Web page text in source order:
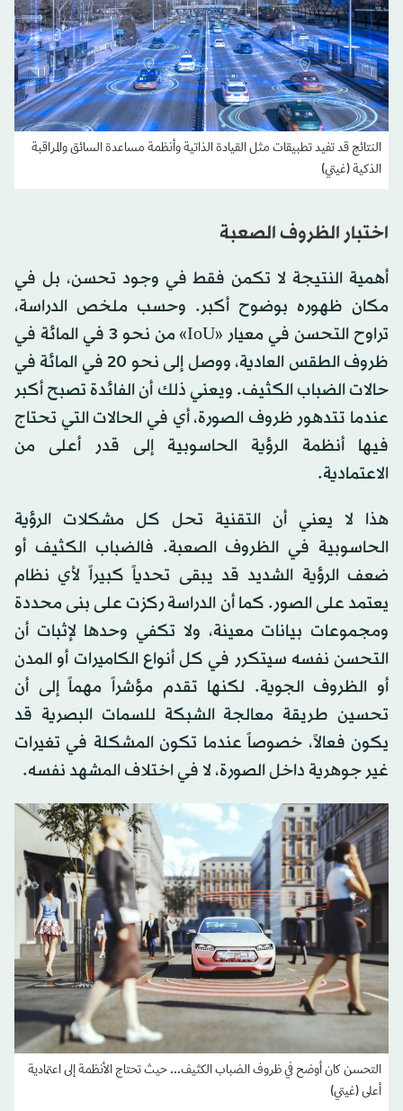
النتائج قد تفيد تطبيقات مثل القيادة الذاتية وأنظمة مساعدة السائق والمراقبة
الذكية (غيتي)
اختبار الظروف الصعبة
أهمية النتيجة لا تكمن فقط في وجود تحسن، بل في
مكان ظهوره بوضوح أكبر. وحسب ملخص الدراسة،
تراوح التحسن في معيار «IoU» من نحو 3 في المائة في
ظروف الطقس العادية، ووصل إلى نحو 20 في المائة في
حالات الضباب الكثيف. ويعني ذلك أن الفائدة تصبح أكبر
عندما تتدهور ظروف الصورة، أي في الحالات التي تحتاج
فيها أنظمة الرؤية الحاسوبية إلى قدر أعلى من
الاعتمادية.
هذا لا يعني أن التقنية تحل كل مشكلات الرؤية
الحاسوبية في الظروف الصعبة. فالضباب الكثيف أو
ضعف الرؤية الشديد قد يبقى تحدياً كبيراً لأي نظام
يعتمد على الصور. كما أن الدراسة ركزت على بنى محددة
ومجموعات بيانات معينة، ولا تكفي وحدها لإثبات أن
التحسن نفسه سيتكرر في كل أنواع الكاميرات أو المدن
أو الظروف الجوية. لكنها تقدم مؤشراً مهماً إلى أن
تحسين طريقة معالجة الشبكة للسمات البصرية قد
يكون فعالاً، خصوصاً عندما تكون المشكلة في تغيرات
غير جوهرية داخل الصورة، لا في اختلاف المشهد نفسه.
التحسن كان أوضح في ظروف الضباب الكثيف... حيث تحتاج الأنظمة إلى اعتمادية
أعلى (غيتي)